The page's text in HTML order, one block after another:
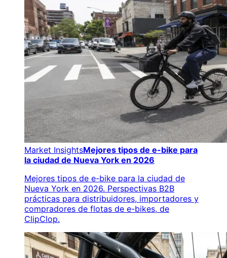
Market InsightsMejores tipos de e-bike para
la ciudad de Nueva York en 2026
Mejores tipos de e-bike para la ciudad de
Nueva York en 2026. Perspectivas B2B
prácticas para distribuidores, importadores y
compradores de flotas de e-bikes, de
ClipClop.